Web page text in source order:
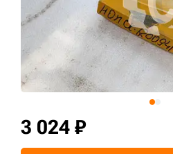
3 024 ₽
sksale@skdst.ru
+7 (499) 394-50-93